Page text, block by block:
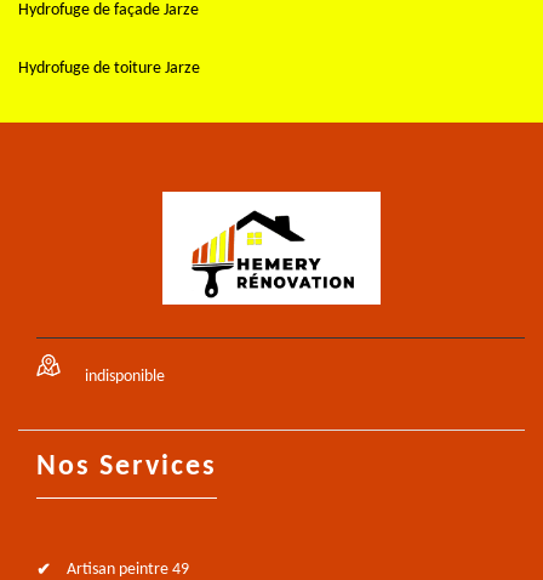
Hydrofuge de façade Jarze
Hydrofuge de toiture Jarze
indisponible
Nos Services
Artisan peintre 49